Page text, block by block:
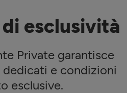
esclusività
Private garantisce
dedicati e condizioni
esclusive.